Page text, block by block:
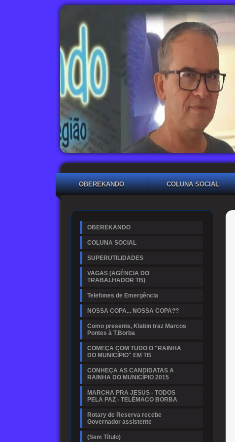
OBEREKANDO COLUNA SOCIAL
OBEREKANDO
COLUNA SOCIAL
SUPERUTILIDADES
VAGAS (AGÊNCIA DO
TRABALHADOR TB)
Telefones de Emergência
NOSSA COPA... NOSSA COPA??
Como presente, Klabin traz Marcos
Pontes à T.Borba
COMEÇA COM TUDO O "RAINHA
DO MUNICÍPIO" EM TB
CONHEÇA AS CANDIDATAS A
RAINHA DO MUNICÍPIO 2015
MARCHA PRA JESUS - TODOS
PELA PAZ - TELÊMACO BORBA
Rotary de Reserva recebe
Governador assistente
(Sem Título)